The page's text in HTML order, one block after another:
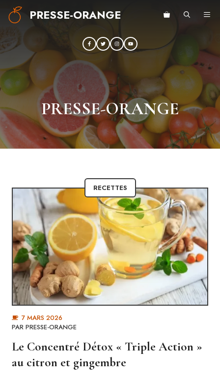
Aller
PRESSE-ORANGE
PRESSE-ORANGE
RECETTES
7 MARS 2026
PAR PRESSE-ORANGE
Le Concentré Détox « Triple Action »
au citron et gingembre